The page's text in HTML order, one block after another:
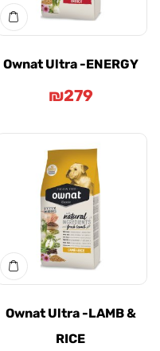
Ownat Ultra -
₪
Ownat Ultra -